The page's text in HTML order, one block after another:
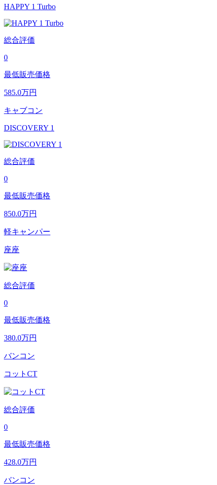
HAPPY 1 Turbo
総合評価
0
最低販売価格
585.0万円
キャブコン
DISCOVERY 1
総合評価
0
最低販売価格
850.0万円
軽キャンパー
座座
総合評価
0
最低販売価格
380.0万円
バンコン
コットCT
総合評価
0
最低販売価格
428.0万円
バンコン